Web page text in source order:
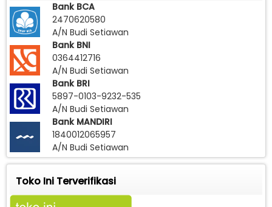
Bank BCA
2470620580
A/N Budi Setiawan
Bank BNI
0364412716
A/N Budi Setiawan
Bank BRI
5897-0103-9232-535
A/N Budi Setiawan
Bank MANDIRI
1840012065957
A/N Budi Setiawan
Toko Ini Terverifikasi